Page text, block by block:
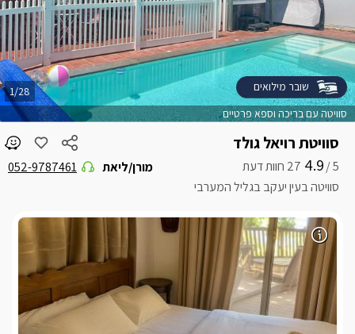
סוויטת רויאל גולד
5 /
4.9
סוויטה בעין יעקב בגליל המערבי
מורן/ליאת 052-9787461
סוויטה עם בריכה וספא פרטיים
1/28 שובר מילואים